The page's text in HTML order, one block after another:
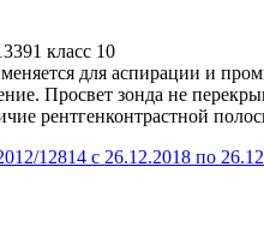
класс 10
для аспирации и
Просвет зонда не
рентгенконтрастной
12814 с 26.12.2018 по